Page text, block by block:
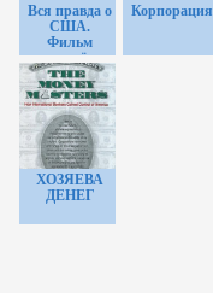
Вся правда о
США.
Фильм
запрещён к
показу в
США
Корпорация
ХОЗЯЕВА
ДЕНЕГ